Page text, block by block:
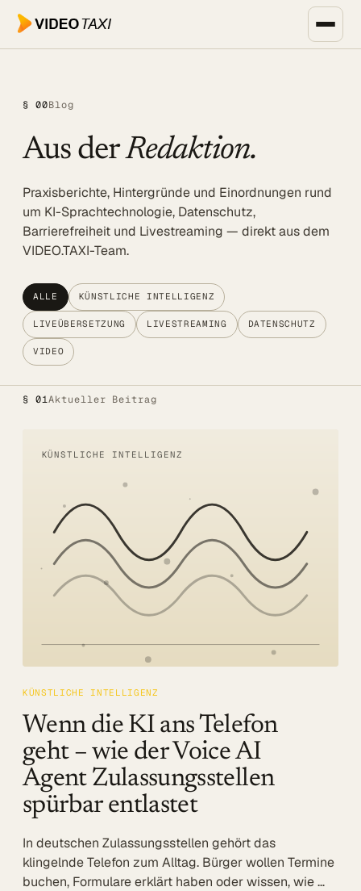
EVENTS & MEDIEN
Live-Untertitelung
Livestreaming
Transkription
Translator
Alle Lösungen
SITZUNGSBETRIEB DIGITAL
Summaries
Voice AI Agents
Live-Untertitelung
Barrierefreiheit
Über uns
Referenzen
Mehr
UNTERNEHMEN
Über uns
§ 00Blog
Aus derRedaktion.
Praxisberichte, Hintergründe und Einordnungen rund
um KI-Sprachtechnologie, Datenschutz,
Barrierefreiheit und Livestreaming — direkt aus dem
VIDEO.TAXI-Team.
ALLE KÜNSTLICHE INTELLIGENZ
LIVEÜBERSETZUNG LIVESTREAMING DATENSCHUTZ
VIDEO
§ 01Aktueller Beitrag
KÜNSTLICHE INTELLIGENZ
KÜNSTLICHE INTELLIGENZ
Wenn die KI ans Telefon
geht – wie der Voice AI
Agent Zulassungsstellen
spürbar entlastet
In deutschen Zulassungsstellen gehört das
klingelnde Telefon zum Alltag. Bürger wollen Termine
buchen, Formulare erklärt haben oder wissen, wie …